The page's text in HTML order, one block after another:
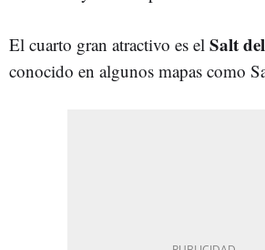
El cuarto gran atractivo es el Salt
conocido en algunos mapas como